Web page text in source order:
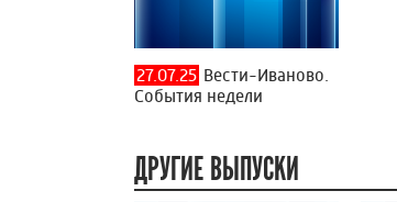
27.07.25 Вести-Иваново.
События недели
ДРУГИЕ ВЫПУСКИ